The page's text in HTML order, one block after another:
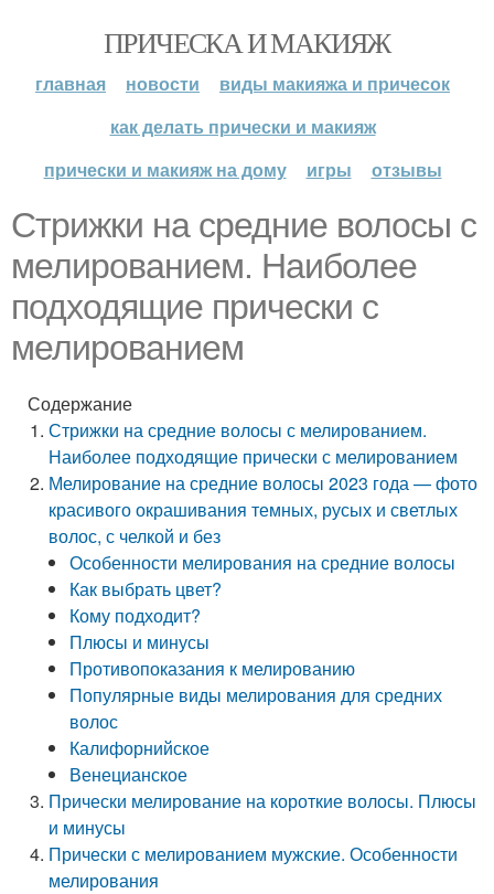
ПРИЧЕСКА И МАКИЯЖ
главная новости
виды макияжа и причесок
как делать прически и макияж
прически и макияж на дому
игры отзывы
Стрижки на средние волосы с
мелированием. Наиболее
подходящие прически с
мелированием
Содержание
Стрижки на средние волосы с мелированием.
Наиболее подходящие прически с мелированием
Мелирование на средние волосы 2023 года — фото
красивого окрашивания темных, русых и светлых
волос, с челкой и без
Особенности мелирования на средние волосы
Как выбрать цвет?
Кому подходит?
Плюсы и минусы
Противопоказания к мелированию
Популярные виды мелирования для средних
волос
Калифорнийское
Венецианское
Прически мелирование на короткие волосы. Плюсы
и минусы
Прически с мелированием мужские. Особенности
мелирования